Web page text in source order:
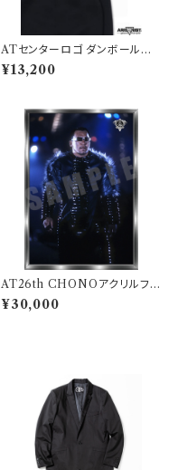
ATセンターロゴ ダンボールニッ
ト ジップアップパーカー
¥13,200
AT26th CHONOアクリルフォ
トコレクション「B」
¥30,000